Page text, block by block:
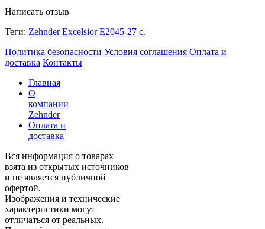
Написать отзыв
Теги: Zehnder Excelsior E2045-27 с.
Политика безопасности Условия соглашения Оплата и
доставка Контакты
Главная
О
компании
Zehnder
Оплата и
доставка
Вся информация о товарах
взята из открытых источников
и не является публичной
офертой.
Изображения и технические
характеристики могут
отличаться от реальных.